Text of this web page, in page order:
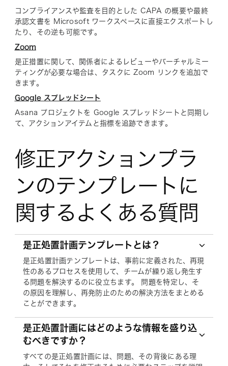
コンプライアンスや監査を目的とした CAPA の概要や最終
承認文書を Microsoft ワークスペースに直接エクスポートし
たり、その逆も可能です。
Zoom
是正措置に関して、関係者によるレビューやバーチャルミー
ティングが必要な場合は、タスクに Zoom リンクを追加で
きます。
Google スプレッドシート
Asana プロジェクトを Google スプレッドシートと同期し
て、アクションアイテムと指標を追跡できます。
修正アクションプラ
ンのテンプレートに
関するよくある質問
是正処置計画テンプレートとは？
是正処置計画テンプレートは、事前に定義された、再現
性のあるプロセスを使用して、チームが繰り返し発生す
る問題を解決するのに役立ちます。 問題を特定し、そ
の原因を理解し、再発防止のための解決方法をまとめる
ことができます。
是正処置計画にはどのような情報を盛り込
むべきですか？
すべての是正処置計画には、問題、その背後にある理